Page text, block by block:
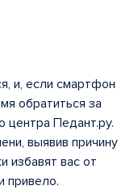
и, если смартфон
обратиться за
центра Педант.ру.
выявив причину
избавят вас от
привело.